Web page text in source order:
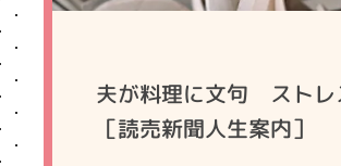
夫が料理に文句 ストレ
［読売新聞人生案内］